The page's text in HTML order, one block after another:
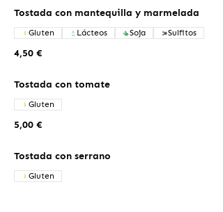
Tostada con mantequilla y marmelada
4,50 €
Gluten Lácteos Soja Sulfitos
Tostada con tomate
5,00 €
Gluten
Tostada con serrano
Gluten